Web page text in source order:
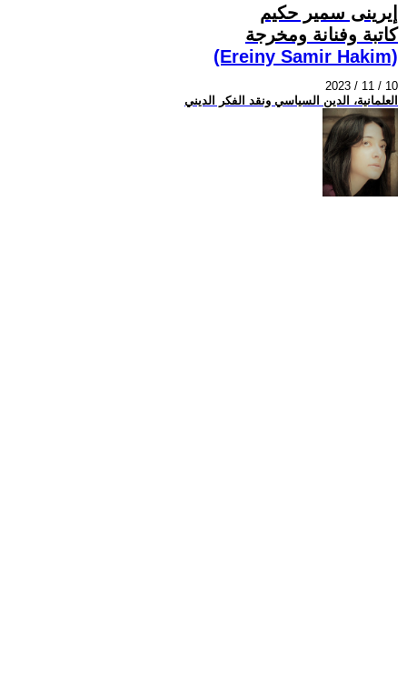
إيرينى سمير حكيم
كاتبة وفنانة ومخرجة
(Ereiny Samir Hakim)
2023 / 11 / 10
العلمانية، الدين السياسي ونقد الفكر الديني